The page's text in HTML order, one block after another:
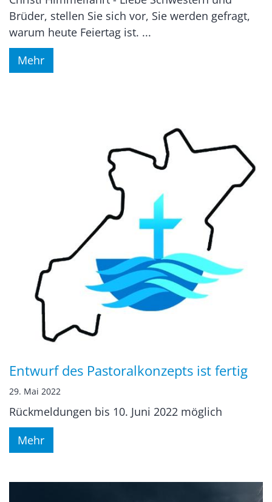
Brüder, stellen Sie sich vor, Sie werden gefragt,
warum heute Feiertag ist. ...
Mehr
Entwurf des Pastoralkonzepts ist fertig
29. Mai 2022
Rückmeldungen bis 10. Juni 2022 möglich
Mehr